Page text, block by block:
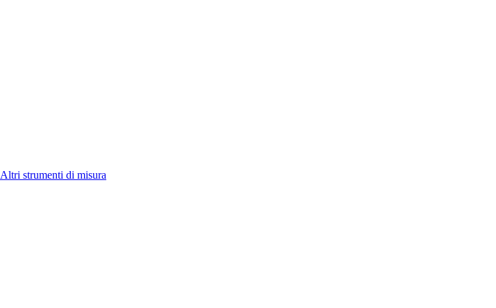
Altri strumenti di misura